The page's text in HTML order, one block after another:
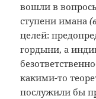
вошли в
ступени имана
целей:
гордыни, а
какими-то
послужили бы